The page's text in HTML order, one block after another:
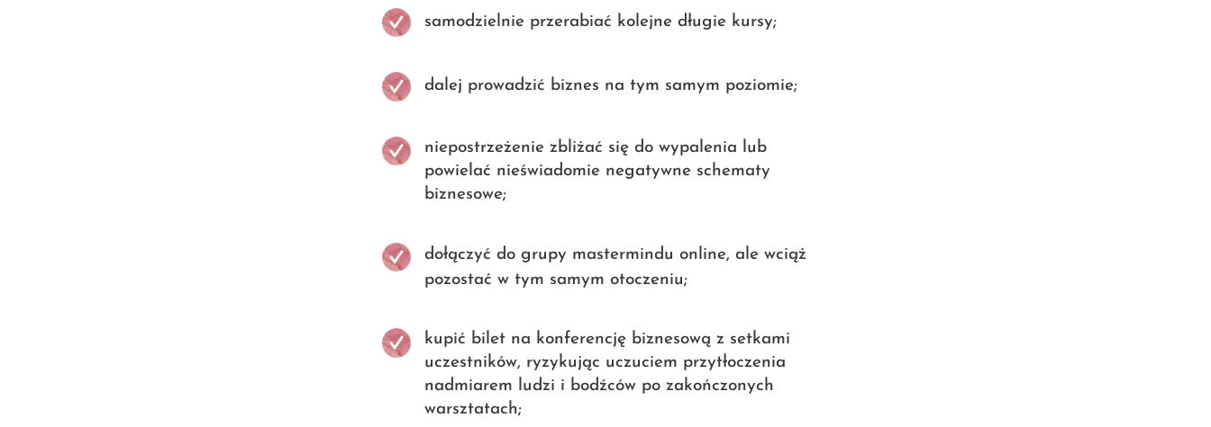
samodzielnie przerabiać kolejne długie kursy;
dalej prowadzić biznes na tym samym poziomie;
niepostrzeżenie zbliżać się do wypalenia lub
powielać nieświadomie negatywne schematy
biznesowe;
dołączyć do grupy mastermindu online, ale wciąż
pozostać w tym samym otoczeniu;
kupić bilet na konferencję biznesową z setkami
uczestników, ryzykując uczuciem przytłoczenia
nadmiarem ludzi i bodźców po zakończonych
warsztatach;